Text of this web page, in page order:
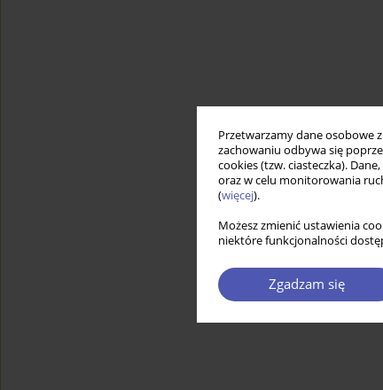
Przetwarzamy dane osobowe
zachowaniu odbywa się
cookies (tzw. ciasteczka).
oraz w celu monitorowania
(więcej).
Możesz zmienić ustawienia
niektóre funkcjonalności
Zgadzam się